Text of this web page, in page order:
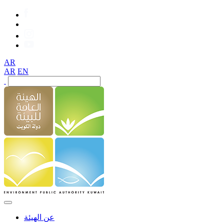
AR
AR EN
عن الهيئة